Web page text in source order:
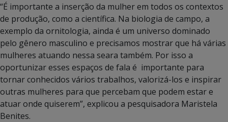
“É importante a inserção da mulher em todos os contextos
de produção, como a científica. Na biologia de campo, a
exemplo da ornitologia, ainda é um universo dominado
pelo gênero masculino e precisamos mostrar que há várias
mulheres atuando nessa seara também. Por isso a
oportunizar esses espaços de fala é importante para
tornar conhecidos vários trabalhos, valorizá-los e inspirar
outras mulheres para que percebam que podem estar e
atuar onde quiserem”, explicou a pesquisadora Maristela
Benites.